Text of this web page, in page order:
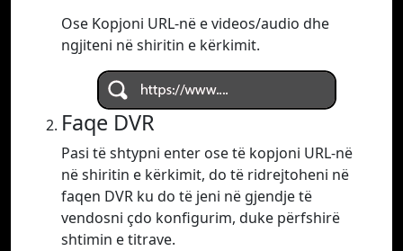
Ose Kopjoni URL-në e videos/audio dhe
ngjiteni në shiritin e kërkimit.
Faqe DVR
Pasi të shtypni enter ose të kopjoni URL-në
në shiritin e kërkimit, do të ridrejtoheni në
faqen DVR ku do të jeni në gjendje të
vendosni çdo konfigurim, duke përfshirë
shtimin e titrave.